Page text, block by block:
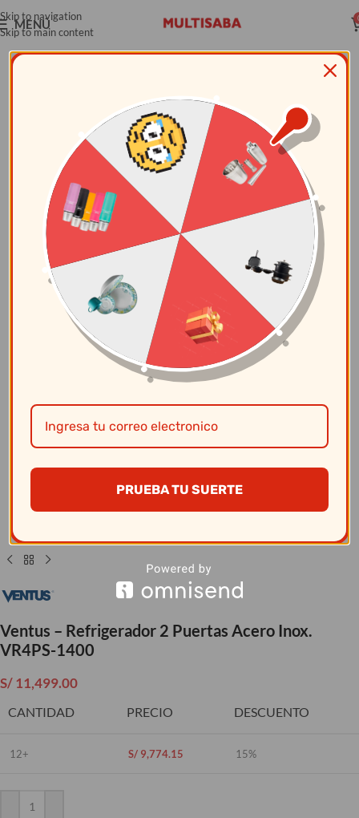
Skip to navigation
Skip to main content
MENÚ
Ventus – Refrigerador 2 Puertas Acero Inox.
VR4PS-1400
S/11,499.00
CANTIDAD PRECIO DESCUENTO
12+ S/ 9,774.15 15%
PRUEBA TU SUERTE